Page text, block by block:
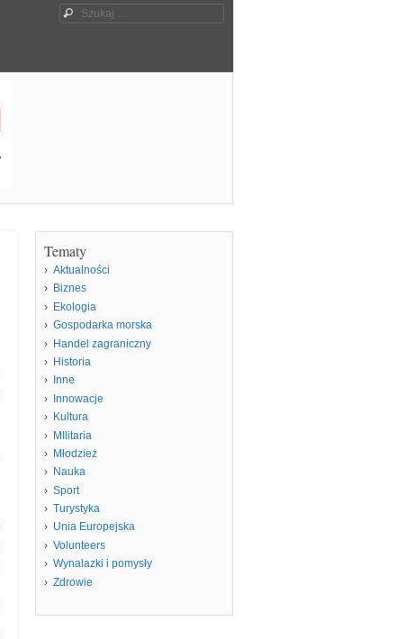
Szukaj
Tematy
Aktualności
Biznes
Ekologia
Gospodarka morska
Handel zagraniczny
Historia
Inne
Innowacje
Kultura
MIlitaria
Młodzież
Nauka
Sport
Turystyka
Unia Europejska
Volunteers
Wynalazki i pomysły
Zdrowie